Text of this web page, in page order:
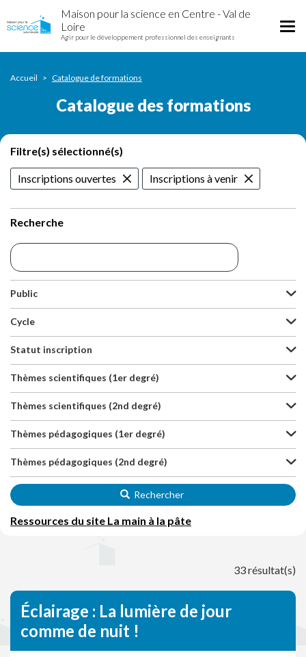
des
formations
au
contenu
Maison pour la science en Centre - Val de
Loire
Agir pour le développement professionnel des enseignants
Accueil Catalogue de formations
Catalogue des formations
Filtre(s) sélectionné(s)
Inscriptions ouvertes Inscriptions à venir
Recherche
Public
Cycle
Statut inscription
Thèmes scientifiques (1er degré)
Thèmes scientifiques (2nd degré)
Thèmes pédagogiques (1er degré)
Thèmes pédagogiques (2nd degré)
Rechercher
Ressources du site La main à la pâte
33 résultat(s)
Éclairage : La lumière de jour
comme de nuit !